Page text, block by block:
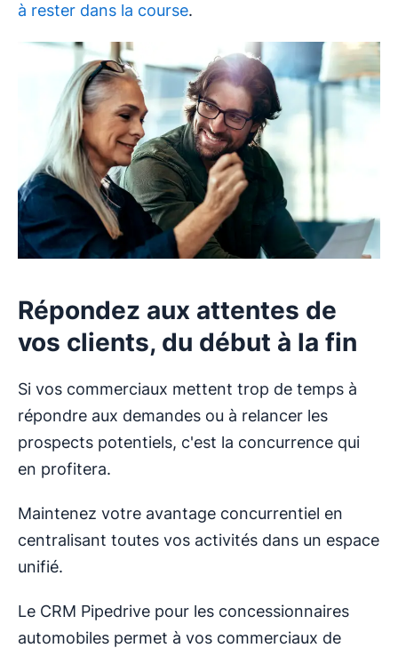
à rester dans la course.
Répondez aux attentes de
vos clients, du début à la fin
Si vos commerciaux mettent trop de temps à
répondre aux demandes ou à relancer les
prospects potentiels, c'est la concurrence qui
en profitera.
Maintenez votre avantage concurrentiel en
centralisant toutes vos activités dans un espace
unifié.
Le CRM Pipedrive pour les concessionnaires
automobiles permet à vos commerciaux de